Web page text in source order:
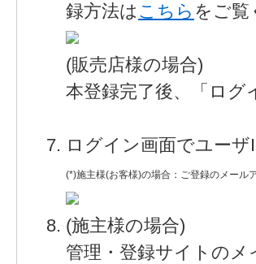
録方法は こちら をご覧
(販売店様の場合)
本登録完了後、「ログ
ログイン画面でユー
(*)施主様(お客様)の場合：ご登録のメール
(施主様の場合)
管理・登録サイトの